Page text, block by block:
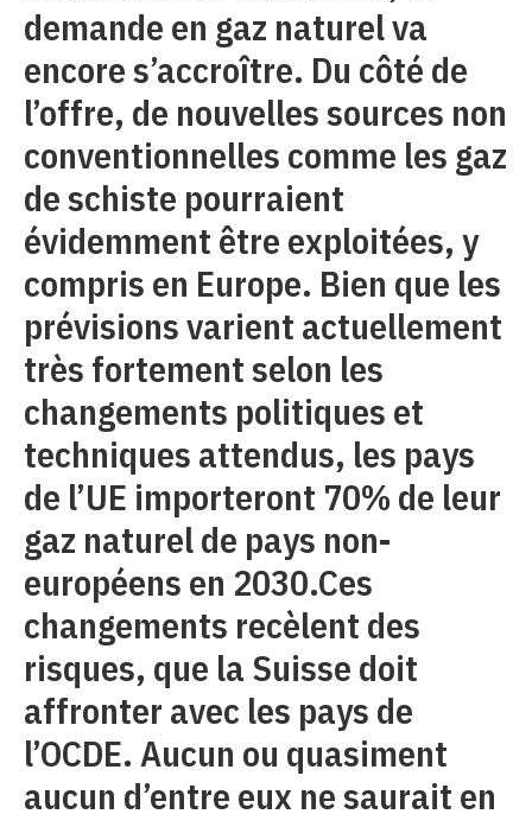
demande en gaz naturel va
encore s’accroître. Du côté de
l’offre, de nouvelles sources non
conventionnelles comme les gaz
de schiste pourraient
évidemment être exploitées, y
compris en Europe. Bien que les
prévisions varient actuellement
très fortement selon les
changements politiques et
techniques attendus, les pays
de l’UE importeront 70% de leur
gaz naturel de pays non-
européens en 2030.Ces
changements recèlent des
risques, que la Suisse doit
affronter avec les pays de
l’OCDE. Aucun ou quasiment
aucun d’entre eux ne saurait en